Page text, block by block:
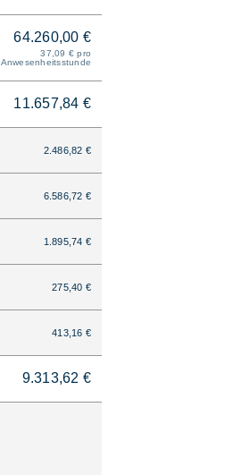
64.260,00 €
37,09 € pro
Anwesenheitsstunde
11.657,84 €
2.486,82 €
6.586,72 €
1.895,74 €
275,40 €
413,16 €
9.313,62 €